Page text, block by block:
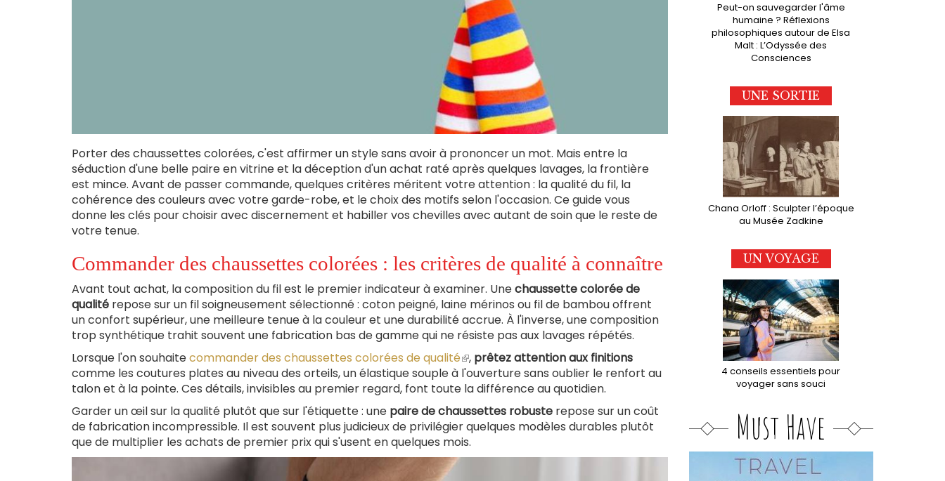
Porter des chaussettes colorées, c'est affirmer un style sans avoir à prononcer un mot. Mais entre la
séduction d'une belle paire en vitrine et la déception d'un achat raté après quelques lavages, la frontière
est mince. Avant de passer commande, quelques critères méritent votre attention : la qualité du fil, la
cohérence des couleurs avec votre garde-robe, et le choix des motifs selon l'occasion. Ce guide vous
donne les clés pour choisir avec discernement et habiller vos chevilles avec autant de soin que le reste de
votre tenue.
Commander des chaussettes colorées : les critères de qualité à connaître
Avant tout achat, la composition du fil est le premier indicateur à examiner. Unechaussette colorée de
qualité repose sur un fil soigneusement sélectionné : coton peigné, laine mérinos ou fil de bambou offrent
un confort supérieur, une meilleure tenue à la couleur et une durabilité accrue. À l'inverse, une composition
trop synthétique trahit souvent une fabrication bas de gamme qui ne résiste pas aux lavages répétés.
Lorsque l'on souhaitecommander des chaussettes colorées de qualité(le
lien
est
externe)
, prêtez attention aux finitions
comme les coutures plates au niveau des orteils, un élastique souple à l'ouverture sans oublier le renfort au
talon et à la pointe. Ces détails, invisibles au premier regard, font toute la différence au quotidien.
Garder un œil sur la qualité plutôt que sur l'étiquette : une paire de chaussettes robuste repose sur un coût
de fabrication incompressible. Il est souvent plus judicieux de privilégier quelques modèles durables plutôt
que de multiplier les achats de premier prix qui s'usent en quelques mois.
Peut-on sauvegarder l'âme
humaine ? Réflexions
philosophiques autour de Elsa
Malt : L’Odyssée des
Consciences
UNE SORTIE
Chana Orloff : Sculpter l’époque
au Musée Zadkine
UN VOYAGE
4 conseils essentiels pour
voyager sans souci
Must Have